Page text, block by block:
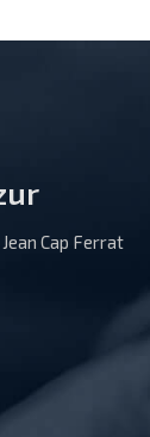
Cap Ferrat